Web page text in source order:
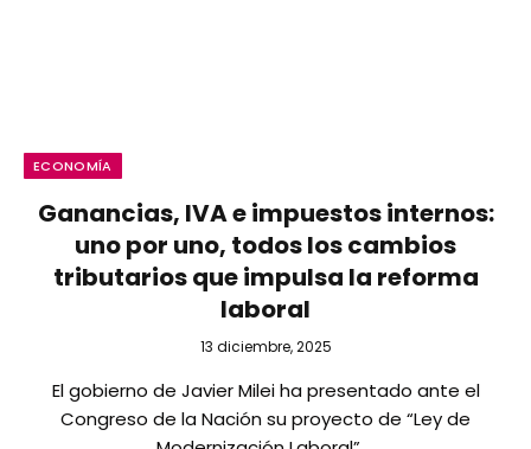
ECONOMÍA
Ganancias, IVA e impuestos internos:
uno por uno, todos los cambios
tributarios que impulsa la reforma
laboral
13 diciembre, 2025
El gobierno de Javier Milei ha presentado ante el
Congreso de la Nación su proyecto de “Ley de